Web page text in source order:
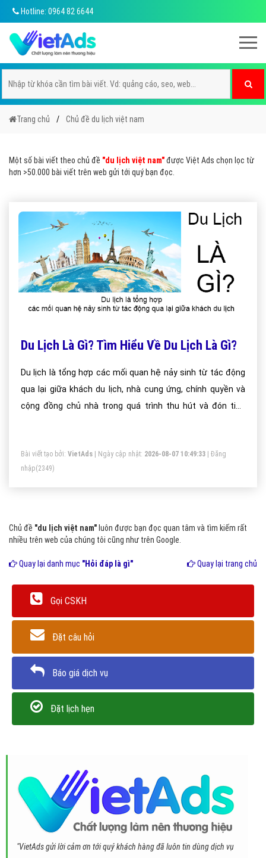
Hotline: 0964 82 6644
Trang chủ Chủ đề du lịch việt nam
Một số bài viết theo chủ đề "du lịch việt nam"được Việt Ads chọn lọc từ
hơn >50.000 bài viết trên web gửi tới quý bạn đọc.
Du Lịch Là Gì? Tìm Hiểu Về Du Lịch Là Gì?
Du lịch là tổng hợp các mối quan hệ nảy sinh từ tác động
qua lại giữa khách du lịch, nhà cung ứng, chính quyền và
cộng đồng chủ nhà trong quá trình thu hút và đón tiếp
Bài viết tạo bởi: VietAds | Ngày cập nhật: 2026-08-07 10:49:33
Đăng
nhập(2349)
Chủ đề "du lịch việt nam" luôn được bạn đọc quan tâm và tìm kiếm rất
nhiều trên web của chúng tôi cũng như trên Google.
Quay lại danh mục "Hỏi đáp là gì" Quay lại trang chủ
Gọi CSKH
Đặt câu hỏi
Báo giá dịch vụ
Đặt lịch hẹn
"VietAds gửi lời cảm ơn tới quý khách hàng đã luôn tin dùng dịch vụ